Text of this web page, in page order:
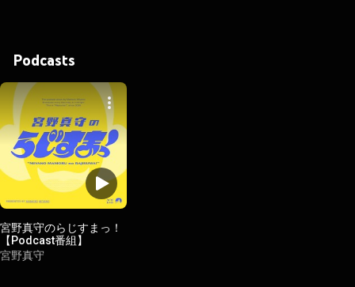
Podcasts
宮野真守のらじすまっ！
【Podcast番組】
宮野真守